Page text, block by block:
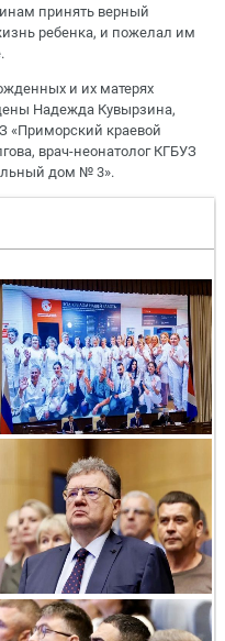
принять верный
ребенка, и пожелал им
и их матерях
Надежда Кувырзина,
«Приморский краевой
врач-неонатолог КГБУЗ
дом № 3».